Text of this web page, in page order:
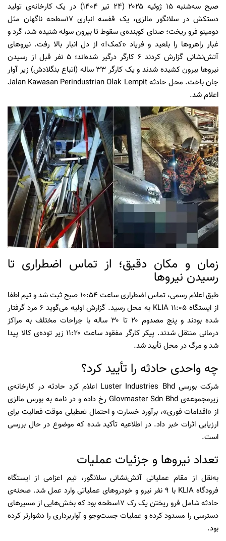
صبح سه‌شنبه ۱۵ ژوئیه ۲۰۲۵ (۲۴ تیر ۱۴۰۴) در یک کارخانه‌ی تولید
دستکش در سلانگور مالزی، یک قفسه انباری ۱۷‌سطحه ناگهان مثل
دومینو فرو ریخت؛ صدای کوبنده‌ی سقوط تا بیرون سوله شنیده شد، گرد و
غبار راهروها را بلعید و فریاد «کمک!» از دل انبار بالا رفت. نیروهای
آتش‌نشانی گزارش کردند ۶ کارگر درگیر شده‌اند؛ ۵ نفر قبل از رسیدن
نیروها بیرون کشیده شدند و یک کارگر ۳۳ ساله (اتباع بنگلادش) زیر آوار
جان باخت. محل حادثه Jalan Kawasan Perindustrian Olak Lempit
اعلام شد.
زمان و مکان دقیق؛ از تماس اضطراری تا
رسیدن نیروها
طبق اعلام رسمی، تماس اضطراری ساعت ۱۰:۵۴ صبح ثبت شد و تیم اطفا
از ایستگاه KLIA ۱۱:۰۵ به محل رسید. گزارش اولیه می‌گوید ۶ مرد گرفتار
شده بودند و پنج مصدوم ۲۰ تا ۳۰ ساله با جراحات مختلف به مراکز
درمانی منتقل شدند. پیکر کارگر مفقود ساعت ۱۱:۲۰ زیر توده‌ی کالا پیدا
شد و مرگ در محل تأیید شد.
چه واحدی حادثه را تأیید کرد؟
شرکت بورسی Luster Industries Bhd اعلام کرد حادثه در کارخانه‌ی
زیرمجموعه‌ی Glovmaster Sdn Bhd رخ داده و در نامه به بورس مالزی
از «اقدامات فوری»، برآورد خسارت و احتمال تعطیلی موقت فعالیت برای
ارزیابی اثرات خبر داد. در اطلاعیه تأکید شده که موضوع در حال بررسی
است.
تعداد نیروها و جزئیات عملیات
به‌نقل از مقام عملیاتی آتش‌نشانی سلانگور، تیم اعزامی از ایستگاه
فرودگاه KLIA با ۹ نفر نیرو و خودروهای عملیاتی وارد عمل شد. صحنه‌ی
حادثه شامل فرو ریختن یک رک ۱۷‌سطحه بود که بخش‌هایی از مسیرهای
دسترسی را مسدود کرده و عملیات جست‌وجو و آواربرداری را دشوارتر کرده
بود.